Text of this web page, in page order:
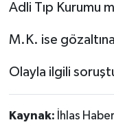
Adli Tıp Kurumu
M.K. ise gözaltına
Olayla ilgili
Kaynak: İhlas